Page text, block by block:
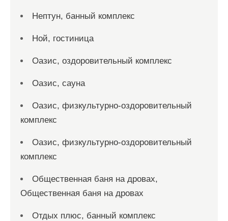
Нептун, банный комплекс
Ной, гостиница
Оазис, оздоровительный комплекс
Оазис, сауна
Оазис, физкультурно-оздоровительный
комплекс
Оазис, физкультурно-оздоровительный
комплекс
Общественная баня на дровах,
Общественная баня на дровах
Отдых плюс, банный комплекс